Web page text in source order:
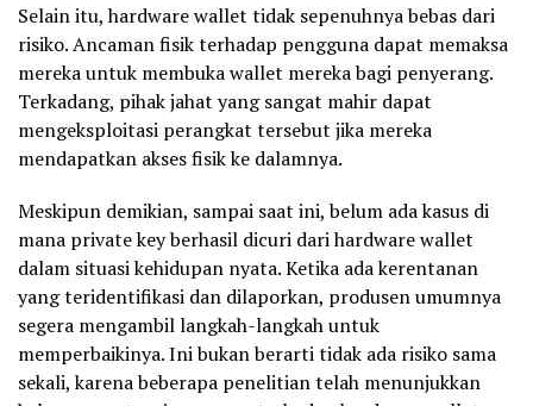
Selain itu, hardware wallet tidak sepenuhnya bebas dari
risiko. Ancaman fisik terhadap pengguna dapat memaksa
mereka untuk membuka wallet mereka bagi penyerang.
Terkadang, pihak jahat yang sangat mahir dapat
mengeksploitasi perangkat tersebut jika mereka
mendapatkan akses fisik ke dalamnya.
Meskipun demikian, sampai saat ini, belum ada kasus di
mana private key berhasil dicuri dari hardware wallet
dalam situasi kehidupan nyata. Ketika ada kerentanan
yang teridentifikasi dan dilaporkan, produsen umumnya
segera mengambil langkah-langkah untuk
memperbaikinya. Ini bukan berarti tidak ada risiko sama
sekali, karena beberapa penelitian telah menunjukkan